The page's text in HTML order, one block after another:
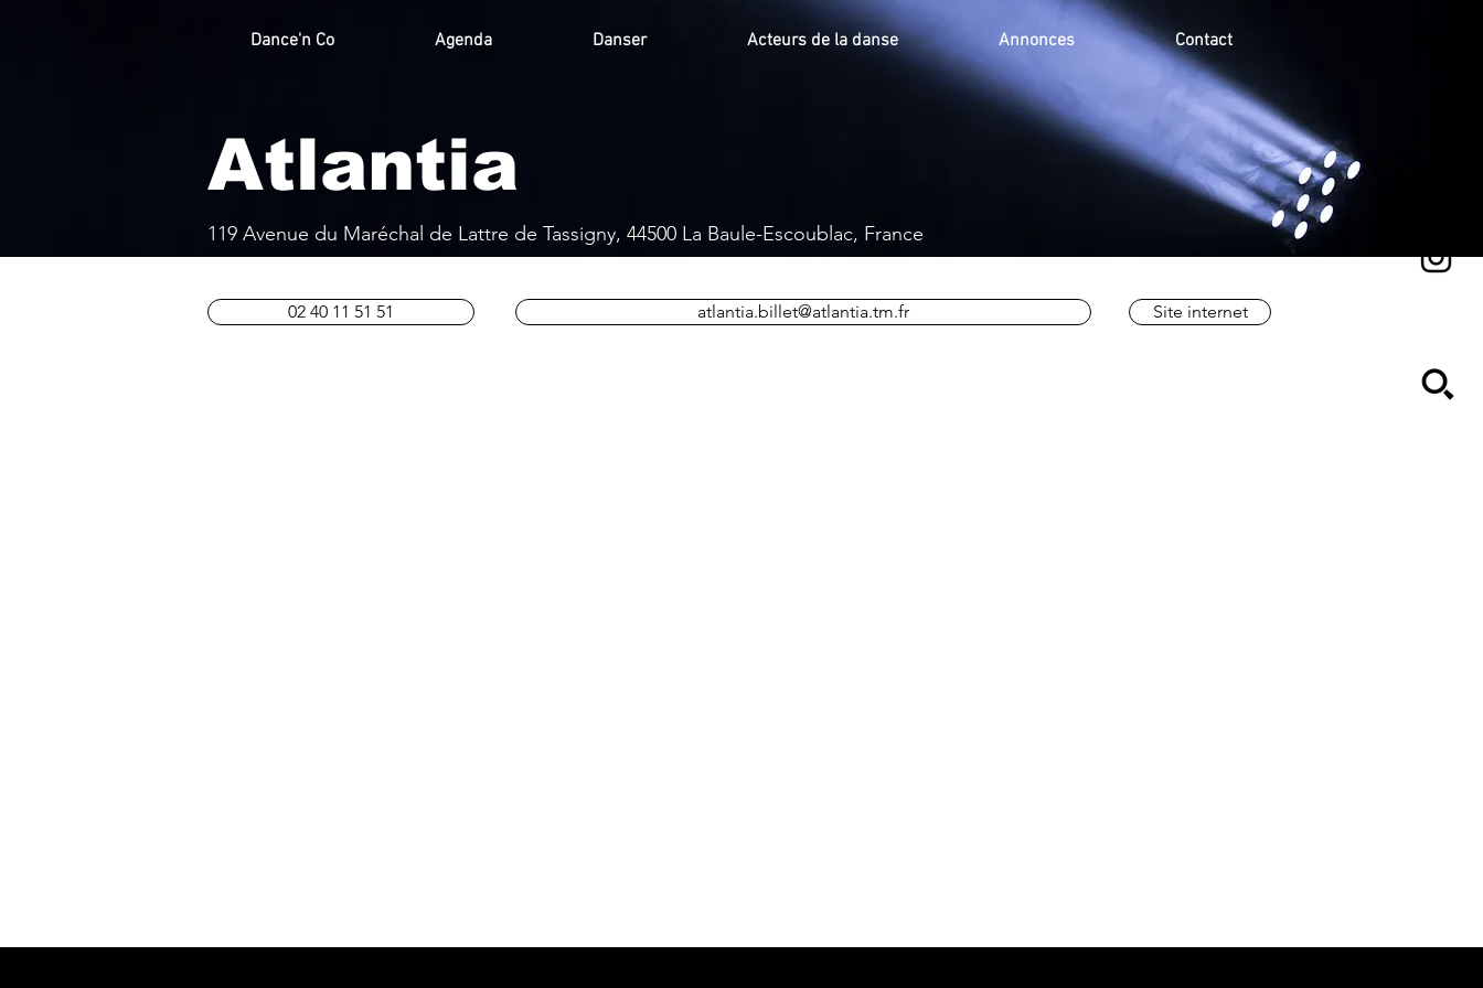
Dance'n Co Agenda Danser Acteurs de la danse Annonces Contact
Atlantia
119 Avenue du Maréchal de Lattre de Tassigny, 44500 La Baule-Escoublac, France
02 40 11 51 51 atlantia.billet@atlantia.tm.fr Site internet